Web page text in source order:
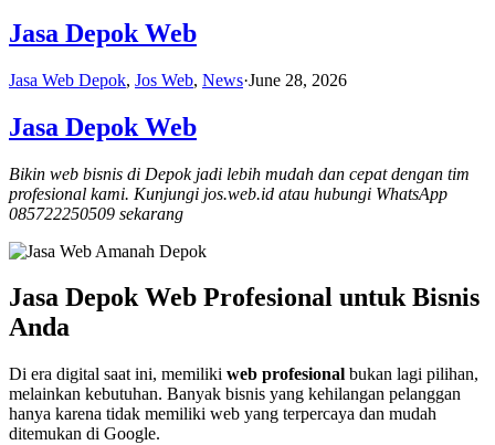
Jasa Depok Web
Jasa Web Depok, Jos Web, News·June 28, 2026
Jasa Depok Web
Bikin web bisnis di Depok jadi lebih mudah dan cepat dengan tim
profesional kami. Kunjungi jos.web.id atau hubungi WhatsApp
085722250509 sekarang
Jasa Depok Web Profesional untuk Bisnis
Anda
Di era digital saat ini, memiliki web profesional bukan lagi pilihan,
melainkan kebutuhan. Banyak bisnis yang kehilangan pelanggan
hanya karena tidak memiliki web yang terpercaya dan mudah
ditemukan di Google.